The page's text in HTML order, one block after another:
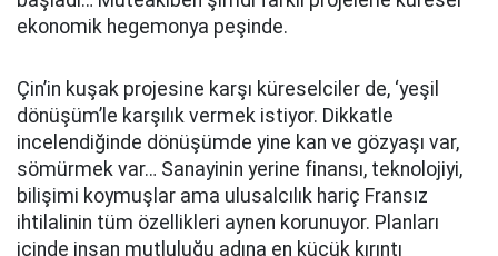
ekonomik hegemonya peşinde.
Çin’in kuşak projesine karşı küreselciler de, ‘yeşil
dönüşüm’le karşılık vermek istiyor. Dikkatle
incelendiğinde dönüşümde yine kan ve gözyaşı var,
sömürmek var… Sanayinin yerine finansı, teknolojiyi,
bilişimi koymuşlar ama ulusalcılık hariç Fransız
ihtilalinin tüm özellikleri aynen korunuyor. Planları
içinde insan mutluluğu adına en küçük kırıntı